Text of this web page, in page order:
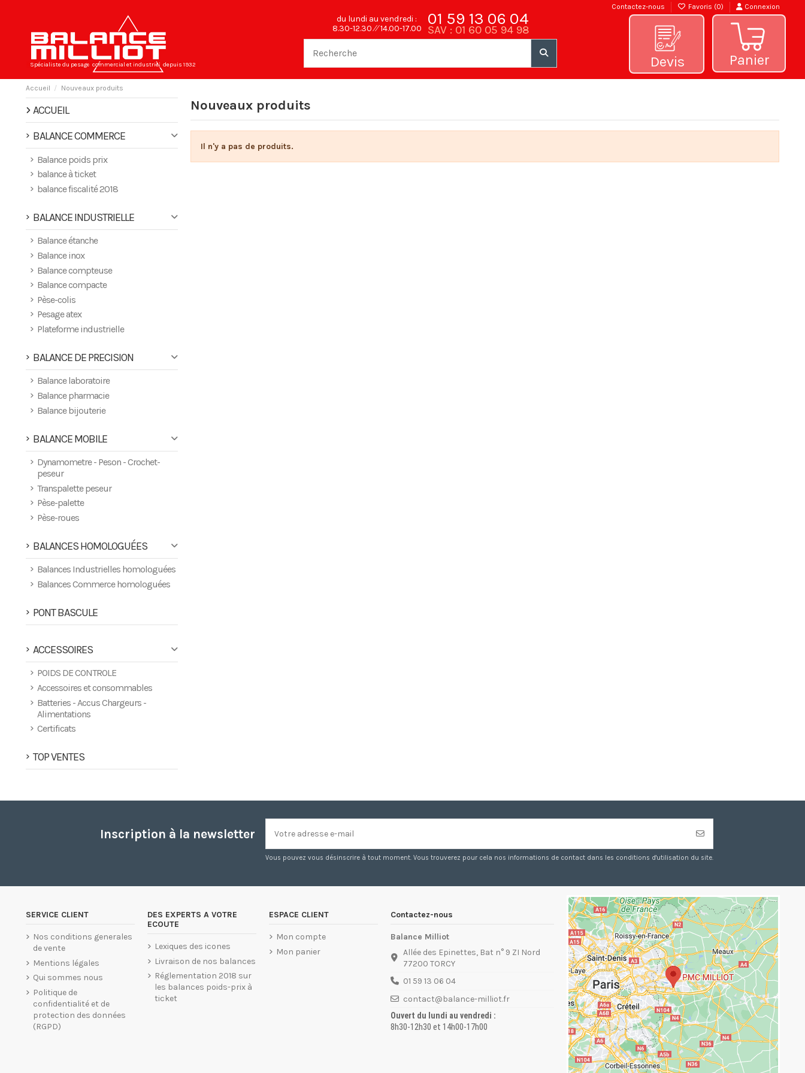
Contactez-nous Favoris (0) Connexion
Spécialiste du pesage commercial et industriel depuis 1932
01 59 13 06 04
SAV : 01 60 05 94 98
du lundi au vendredi :
8.30-12.30 ⁄⁄ 14.00-17.00
Devis Panier
Accueil Nouveaux produits
Nouveaux produits
Il n'y a pas de produits.
ACCUEIL
BALANCE COMMERCE
Balance poids prix
balance à ticket
balance fiscalité 2018
BALANCE INDUSTRIELLE
Balance étanche
Balance inox
Balance compteuse
Balance compacte
Pèse-colis
Pesage atex
Plateforme industrielle
BALANCE DE PRECISION
Balance laboratoire
Balance pharmacie
Balance bijouterie
BALANCE MOBILE
Dynamometre - Peson - Crochet-
peseur
Transpalette peseur
Pèse-palette
Pèse-roues
BALANCES HOMOLOGUÉES
Balances Industrielles homologuées
Balances Commerce homologuées
PONT BASCULE
ACCESSOIRES
POIDS DE CONTROLE
Accessoires et consommables
Batteries - Accus Chargeurs -
Alimentations
Certificats
TOP VENTES
Inscription à la newsletter
Vous pouvez vous désinscrire à tout moment. Vous trouverez pour cela nos informations de contact dans les conditions d'utilisation du site.
SERVICE CLIENT
Nos conditions generales
de vente
Mentions légales
Qui sommes nous
Politique de
confidentialité et de
protection des données
(RGPD)
DES EXPERTS A VOTRE
ECOUTE
Lexiques des icones
Livraison de nos balances
Réglementation 2018 sur
les balances poids-prix à
ticket
ESPACE CLIENT
Mon compte
Mon panier
Contactez-nous
Balance Milliot
Allée des Epinettes, Bat n° 9 ZI Nord
77200 TORCY
01 59 13 06 04
contact@balance-milliot.fr
Ouvert du lundi au vendredi :
8h30-12h30 et 14h00-17h00